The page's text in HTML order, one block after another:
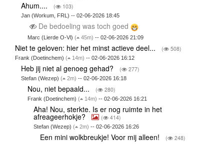
Ahum.... ( 103)
Jan (Workum, FRL) -- 02-06-2026 18:45
De bedoeling was toch goed
Marc (Lierde O-Vl) ( 45m) -- 02-06-2026 21:09
Niet te geloven: hier het minst actieve deel... ( 508)
Frank (Doetinchem) ( 14m) -- 02-06-2026 16:12
Heb jij niet al genoeg gehad? ( 277)
Stefan (Wezep)( 2m) -- 02-06-2026 16:18
Nou, niet bepaald... ( 280)
Frank (Doetinchem) ( 14m) -- 02-06-2026 16:21
Aha! Nou, sterkte. Is er nog ruimte in het
afreageerhokje? ( 414)
Stefan (Wezep)( 2m) -- 02-06-2026 16:26
Een mini wolkbreukje! Voor mij alleen! ( 248)